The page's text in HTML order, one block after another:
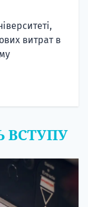
витрат в
ВСТУПУ